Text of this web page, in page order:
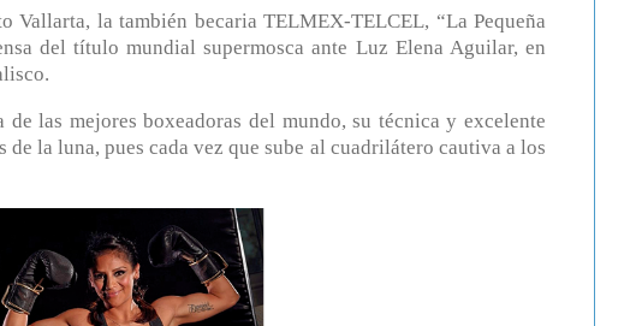
Vallarta, la también becaria TELMEX-TELCEL, “La Pequeña
del título mundial supermosca ante Luz Elena Aguilar, en
las mejores boxeadoras del mundo, su técnica y excelente
de la luna, pues cada vez que sube al cuadrilátero cautiva a los